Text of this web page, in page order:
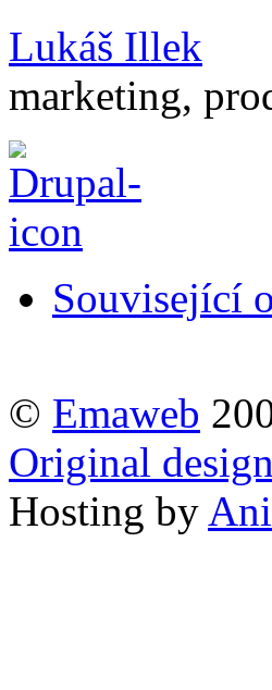
Lukáš Illek
marketing,
Související
© Emaweb
Original
Hosting by